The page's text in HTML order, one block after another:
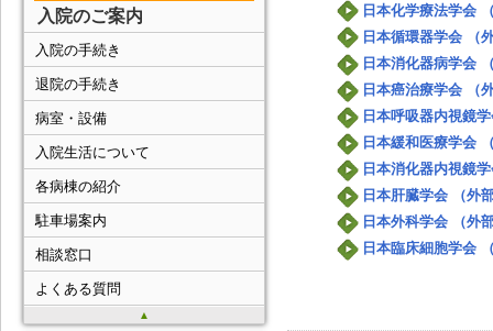
日本化学療法学会
日本循環器学会 （
日本消化器病学会
日本癌治療学会 （
日本呼吸器内視鏡
日本緩和医療学会
日本消化器内視鏡
日本肝臓学会 （外
日本外科学会 （外
日本臨床細胞学会
入院のご案内
▲
入院の手続き
退院の手続き
病室・設備
入院生活について
各病棟の紹介
駐車場案内
相談窓口
よくある質問